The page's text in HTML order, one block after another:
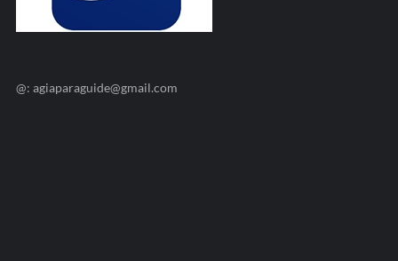
@: agiaparaguide@gmail.com